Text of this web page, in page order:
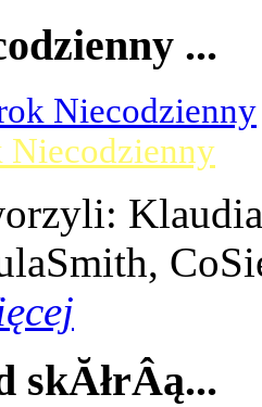
...
Niecodzienny
Niecodzienny
skĂłrÂą...